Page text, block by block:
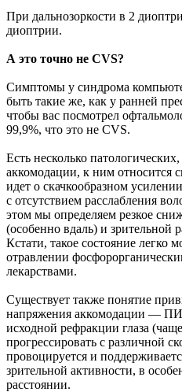
При дальнозоркости в 2
диоптрии.
А это точно не CVS?
Симптомы у синдрома
быть такие же, как у ранней
чтобы вас посмотрел
99,9%, что это не CVS.
Есть несколько
аккомодации, к ним относится
идет о скачкообразном
с отсутствием расслабления
этом мы определяем резкое
(особенно вдаль) и зрительной
Кстати, такое состояние легко
отравлении
лекарствами.
Существует также понятие
напряжения аккомодации —
исходной рефракции глаза
прогрессировать с различной
провоцируется и
зрительной активности, в
расстоянии.